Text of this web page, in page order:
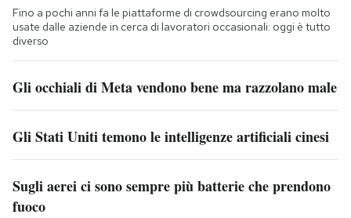
Fino a pochi anni fa le piattaforme di crowdsourcing erano molto
usate dalle aziende in cerca di lavoratori occasionali: oggi è tutto
diverso
Gli occhiali di Meta vendono bene ma razzolano male
Gli Stati Uniti temono le intelligenze artificiali cinesi
Sugli aerei ci sono sempre più batterie che prendono
fuoco